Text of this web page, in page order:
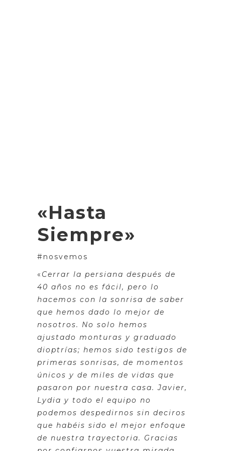
«Hasta
Siempre»
#nosvemos
« Cerrar la persiana después de
40 años no es fácil, pero lo
hacemos con la sonrisa de saber
que hemos dado lo mejor de
nosotros. No solo hemos
ajustado monturas y graduado
dioptrías; hemos sido testigos de
primeras sonrisas, de momentos
únicos y de miles de vidas que
pasaron por nuestra casa. Javier,
Lydia y todo el equipo no
podemos despedirnos sin deciros
que habéis sido el mejor enfoque
de nuestra trayectoria. Gracias